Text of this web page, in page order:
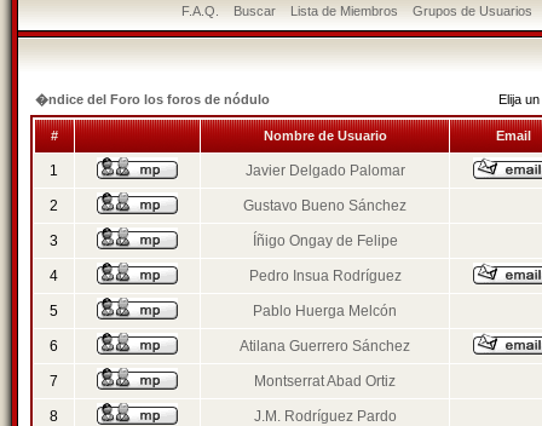
F.A.Q. Buscar Lista de Miembros Grupos de Usuarios
�ndice del Foro los foros de nódulo Elija
# Nombre de Usuario Email
1 Javier Delgado Palomar
2 Gustavo Bueno Sánchez
3 Íñigo Ongay de Felipe
4 Pedro Insua Rodríguez
5 Pablo Huerga Melcón
6 Atilana Guerrero Sánchez
7 Montserrat Abad Ortiz
8 J.M. Rodríguez Pardo